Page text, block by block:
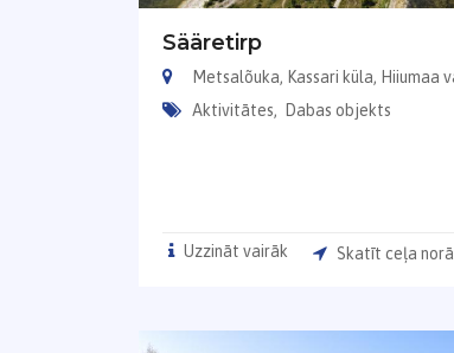
Sääretirp
Metsalõuka, Kassari küla, Hiiumaa
Aktivitātes,
Dabas objekts
Uzzināt vairāk Skatīt ceļa